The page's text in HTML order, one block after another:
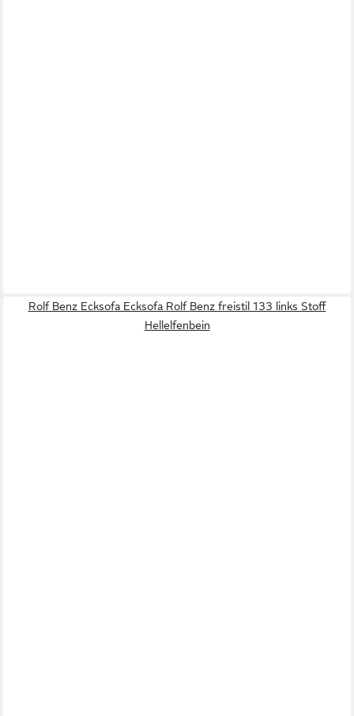
Rolf Benz Ecksofa Ecksofa Rolf Benz freistil 133 links Stoff
Hellelfenbein